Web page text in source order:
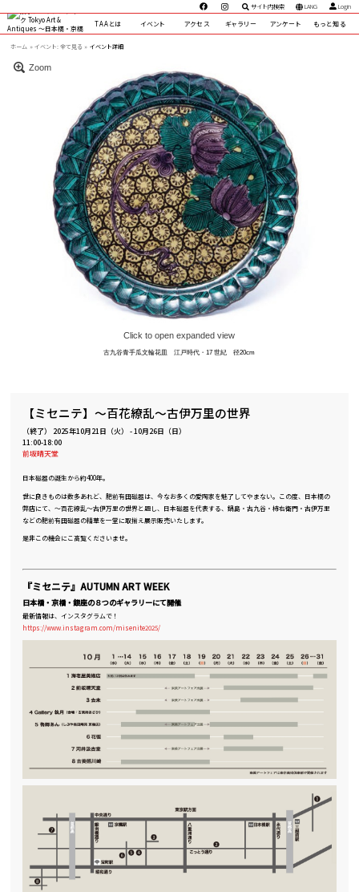
サイト内検索 LANG
Login
TAAとは
イベント アクセス ギャラリー アンケート もっと知る
ホーム イベント:全て見る » イベント詳細
Zoom
Click to open expanded view
古九谷青手瓜文輪花皿 江戸時代・17 世紀 径20cm
【ミセニテ】～百花繚乱～古伊万里の世界
（終了） 2025年10月21日（火）-10月26日（日）
11:00-18:00
前坂晴天堂
日本磁器の誕生から約400年。
世に良きものは数多あれど、肥前有田磁器は、今なお多くの愛陶家を魅了してやまない。この度、日本橋の
弊店にて、～百花繚乱～古伊万里の世界と題し、日本磁器を代表する、鍋島・古九谷・柿右衛門・古伊万里
などの肥前有田磁器の精華を一堂に取揃え展示販売いたします。
是非この機会にこ高覧くださいませ。
『ミセニテ』AUTUMN ART WEEK
日本橋・京橋・銀座の８つのギャラリーにて開催
最新情報は、インスタグラムで！
https://www.instagram.com/misenite2025/